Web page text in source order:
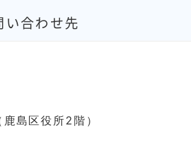
い合わせ先
島区役所2階）